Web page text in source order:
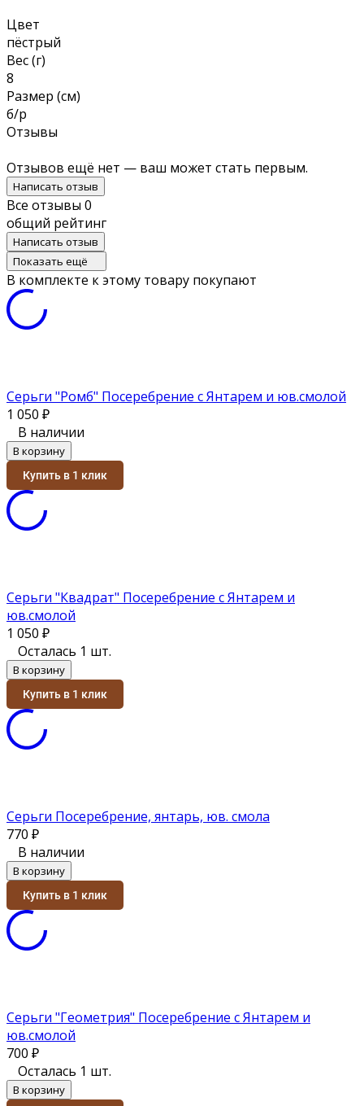
Цвет
пёстрый
Вес (г)
8
Размер (см)
б/р
Отзывы
Отзывов ещё нет — ваш может стать первым.
Написать отзыв
Все отзывы 0
общий рейтинг
Написать отзыв
Показать ещё
В комплекте к этому товару покупают
Серьги "Ромб" Посеребрение с Янтарем и юв.смолой
1 050 ₽
В наличии
В корзину
Купить в 1 клик
Серьги "Квадрат" Посеребрение с Янтарем и
юв.смолой
1 050 ₽
Осталась 1 шт.
В корзину
Купить в 1 клик
Серьги Посеребрение, янтарь, юв. смола
770 ₽
В наличии
В корзину
Купить в 1 клик
Серьги "Геометрия" Посеребрение с Янтарем и
юв.смолой
700 ₽
Осталась 1 шт.
В корзину